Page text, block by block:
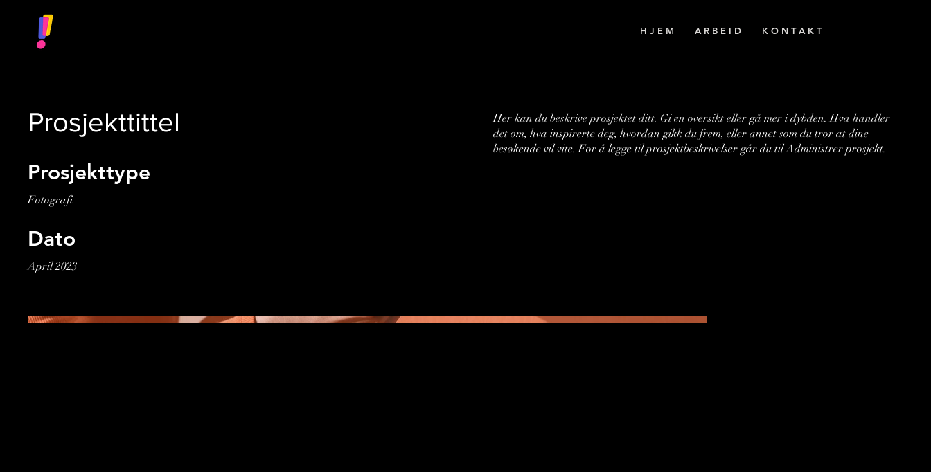
H J E M A R B E I D K O N T A K T
Prosjekttittel
Prosjekttype
Fotografi
Dato
April 2023
Her kan du beskrive prosjektet ditt. Gi en oversikt eller gå mer i dybden. Hva handler
det om, hva inspirerte deg, hvordan gikk du frem, eller annet som du tror at dine
besøkende vil vite. For å legge til prosjektbeskrivelser går du til Administrer prosjekt.